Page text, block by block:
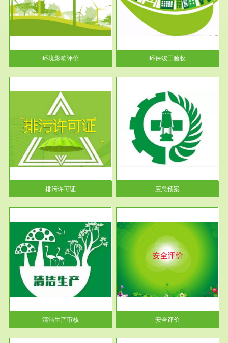
环境影响评价
环保竣工验收
根据《建设项目环境保护管理条
例》第十七条 编制环境影响报
告书、...
环保竣工验收
排污许可证
服务范围
应急预案
根据《中华人民共和国环境保护
法》第十九条 企业事业单位应
当按照...
应急预案
清洁生产审核
服务范围
安全评价
安全评价安全评价目的是查找、
分析和预测工程、系统、生产经
营活...
安全评价